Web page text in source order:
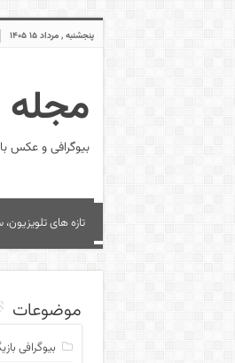
پنجشنبه , مرداد ۱۵ ۱۴۰۵
بیوگرافی و عکس
تازه های تلویزیون،
موضوعات
بیوگرافی